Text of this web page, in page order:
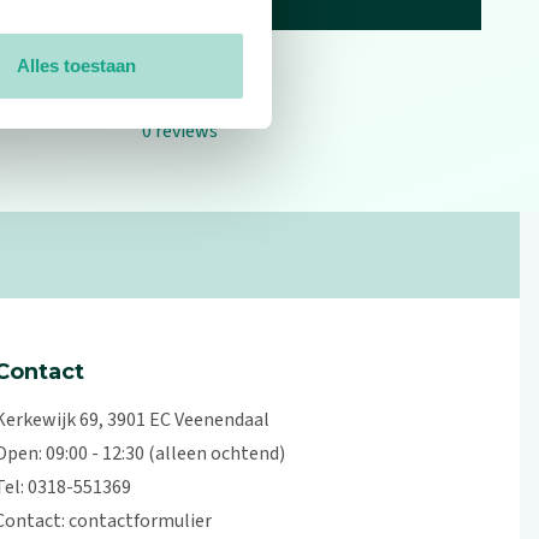
Alles toestaan
0reviews
69, 3901 EC Veenendaal
09:00 - 12:30 (alleen ochtend)
0318-551369
contactformulier